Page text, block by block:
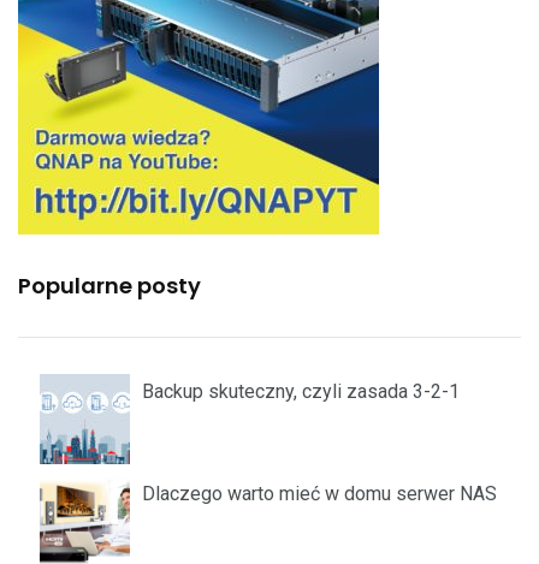
Popularne posty
Backup skuteczny, czyli zasada 3-2-1
Dlaczego warto mieć w domu serwer NAS